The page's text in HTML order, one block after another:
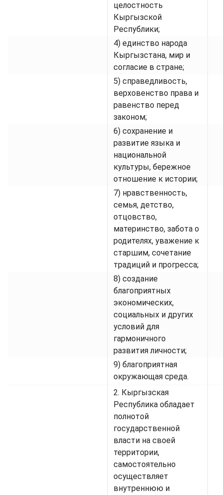
целостность
Кыргызской
Республики;
4) единство народа
Кыргызстана, мир и
согласие в стране;
5) справедливость,
верховенство права и
равенство перед
законом;
6) сохранение и
развитие языка и
национальной
культуры, бережное
отношение к истории;
7) нравственность,
семья, детство,
отцовство,
материнство, забота о
родителях, уважение к
старшим, сочетание
традиций и прогресса;
8) создание
благоприятных
экономических,
социальных и других
условий для
гармоничного
развития личности;
9) благоприятная
окружающая среда.
2. Кыргызская
Республика обладает
полнотой
государственной
власти на своей
территории,
самостоятельно
осуществляет
внутреннюю и